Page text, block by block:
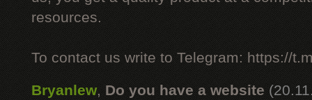
resources.
To contact us write to Telegram: https://
Bryanlew, Do you have a website